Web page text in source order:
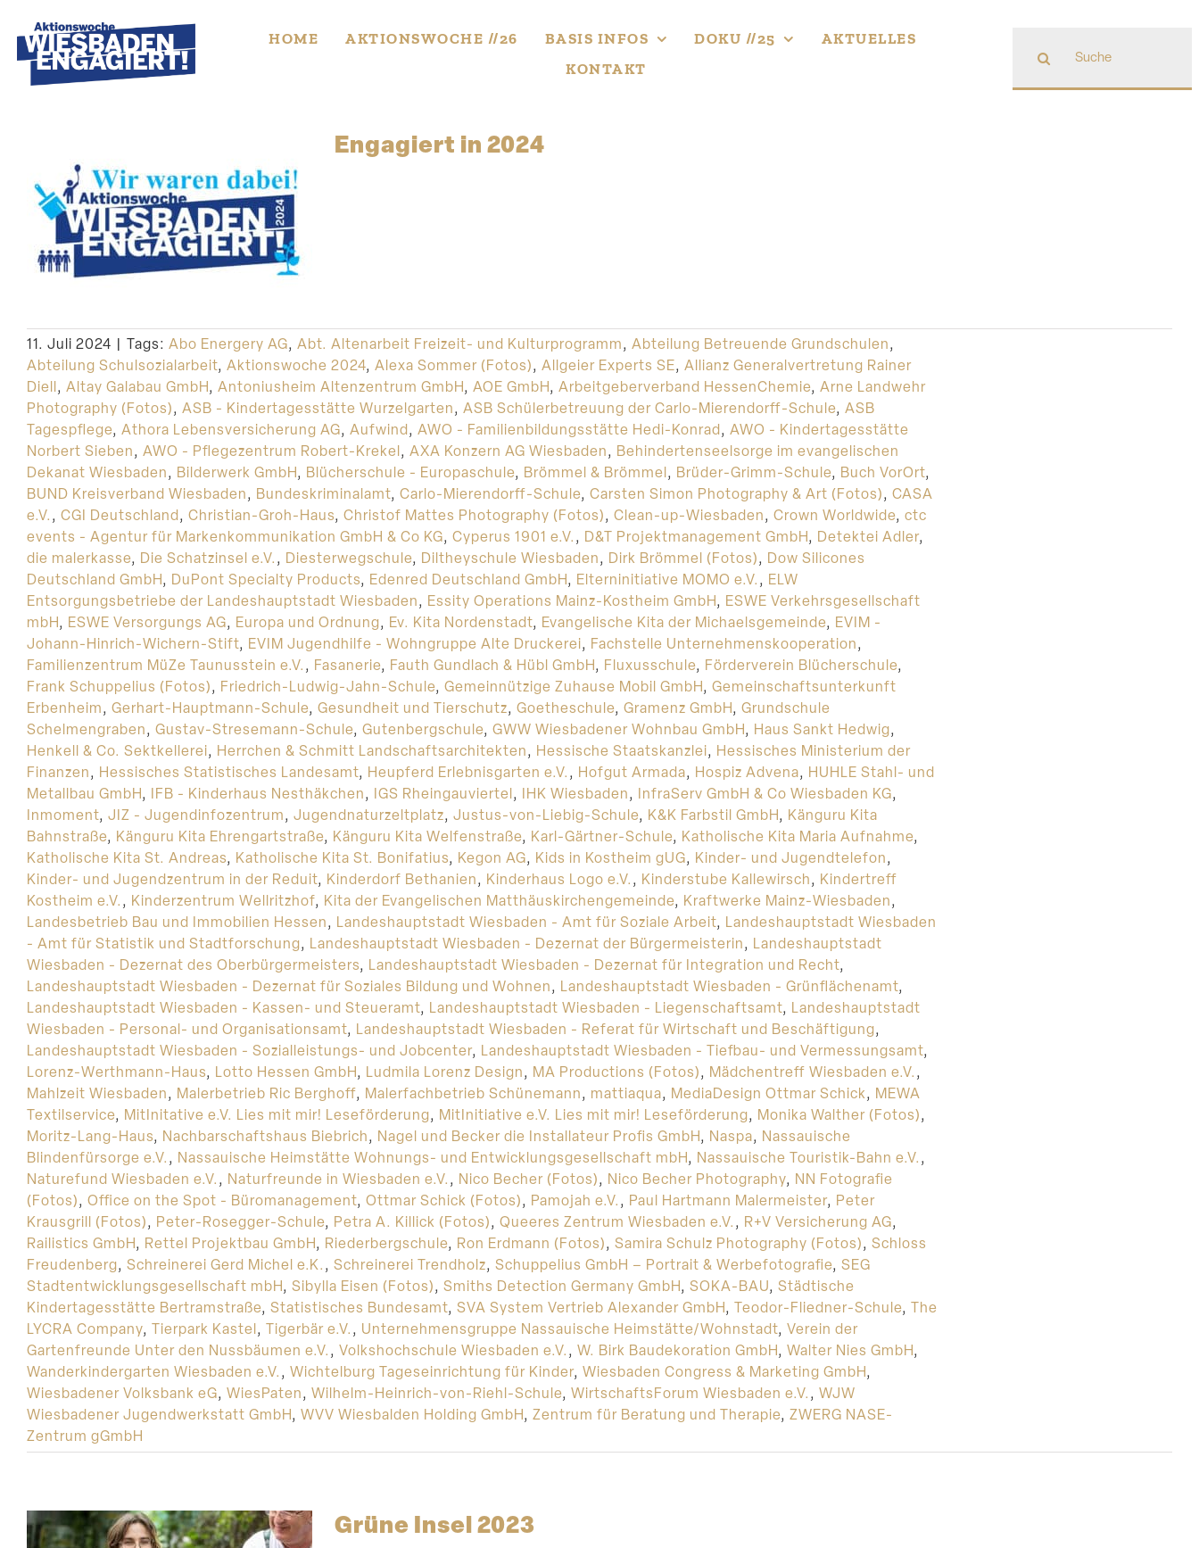
to
content
HOME AKTIONS­WOCHE //26 BASIS INFOS DOKU //25
AKTUELLES
KONTAKT
nach:
Engagiert in 2024
11. Juli 2024 | Tags: Abo Energery AG, Abt. Altenarbeit Freizeit- und Kulturprogramm, Abteilung Betreuende Grundschulen,
Abteilung Schulsozialarbeit, Aktionswoche 2024, Alexa Sommer (Fotos), Allgeier Experts SE, Allianz Generalvertretung Rainer
Diell, Altay Galabau GmbH, Antoniusheim Altenzentrum GmbH, AOE GmbH, Arbeitgeberverband HessenChemie, Arne Landwehr
Photography (Fotos), ASB - Kindertagesstätte Wurzelgarten, ASB Schülerbetreuung der Carlo-Mierendorff-Schule, ASB
Tagespflege, Athora Lebensversicherung AG, Aufwind, AWO - Familienbildungsstätte Hedi-Konrad, AWO - Kindertagesstätte
Norbert Sieben, AWO - Pflegezentrum Robert-Krekel, AXA Konzern AG Wiesbaden, Behindertenseelsorge im evangelischen
Dekanat Wiesbaden, Bilderwerk GmbH, Blücherschule - Europaschule, Brömmel & Brömmel, Brüder-Grimm-Schule, Buch VorOrt,
BUND Kreisverband Wiesbaden, Bundeskriminalamt, Carlo-Mierendorff-Schule, Carsten Simon Photography & Art (Fotos), CASA
e.V., CGI Deutschland, Christian-Groh-Haus, Christof Mattes Photography (Fotos), Clean-up-Wiesbaden, Crown Worldwide, ctc
events - Agentur für Markenkommunikation GmbH & Co KG, Cyperus 1901 e.V., D&T Projektmanagement GmbH, Detektei Adler,
die malerkasse, Die Schatzinsel e.V., Diesterwegschule, Diltheyschule Wiesbaden, Dirk Brömmel (Fotos), Dow Silicones
Deutschland GmbH, DuPont Specialty Products, Edenred Deutschland GmbH, Elterninitiative MOMO e.V., ELW
Entsorgungsbetriebe der Landeshauptstadt Wiesbaden, Essity Operations Mainz-Kostheim GmbH, ESWE Verkehrsgesellschaft
mbH, ESWE Versorgungs AG, Europa und Ordnung, Ev. Kita Nordenstadt, Evangelische Kita der Michaelsgemeinde, EVIM -
Johann-Hinrich-Wichern-Stift, EVIM Jugendhilfe - Wohngruppe Alte Druckerei, Fachstelle Unternehmenskooperation,
Familienzentrum MüZe Taunusstein e.V., Fasanerie, Fauth Gundlach & Hübl GmbH, Fluxusschule, Förderverein Blücherschule,
Frank Schuppelius (Fotos), Friedrich-Ludwig-Jahn-Schule, Gemeinnützige Zuhause Mobil GmbH, Gemeinschaftsunterkunft
Erbenheim, Gerhart-Hauptmann-Schule, Gesundheit und Tierschutz, Goetheschule, Gramenz GmbH, Grundschule
Schelmengraben, Gustav-Stresemann-Schule, Gutenbergschule, GWW Wiesbadener Wohnbau GmbH, Haus Sankt Hedwig,
Henkell & Co. Sektkellerei, Herrchen & Schmitt Landschaftsarchitekten, Hessische Staatskanzlei, Hessisches Ministerium der
Finanzen, Hessisches Statistisches Landesamt, Heupferd Erlebnisgarten e.V., Hofgut Armada, Hospiz Advena, HUHLE Stahl- und
Metallbau GmbH, IFB - Kinderhaus Nesthäkchen, IGS Rheingauviertel, IHK Wiesbaden, InfraServ GmbH & Co Wiesbaden KG,
Inmoment, JIZ - Jugendinfozentrum, Jugendnaturzeltplatz, Justus-von-Liebig-Schule, K&K Farbstil GmbH, Känguru Kita
Bahnstraße, Känguru Kita Ehrengartstraße, Känguru Kita Welfenstraße, Karl-Gärtner-Schule, Katholische Kita Maria Aufnahme,
Katholische Kita St. Andreas, Katholische Kita St. Bonifatius, Kegon AG, Kids in Kostheim gUG, Kinder- und Jugendtelefon,
Kinder- und Jugendzentrum in der Reduit, Kinderdorf Bethanien, Kinderhaus Logo e.V., Kinderstube Kallewirsch, Kindertreff
Kostheim e.V., Kinderzentrum Wellritzhof, Kita der Evangelischen Matthäuskirchengemeinde, Kraftwerke Mainz-Wiesbaden,
Landesbetrieb Bau und Immobilien Hessen, Landeshauptstadt Wiesbaden - Amt für Soziale Arbeit, Landeshauptstadt Wiesbaden
- Amt für Statistik und Stadtforschung, Landeshauptstadt Wiesbaden - Dezernat der Bürgermeisterin, Landeshauptstadt
Wiesbaden - Dezernat des Oberbürgermeisters, Landeshauptstadt Wiesbaden - Dezernat für Integration und Recht,
Landeshauptstadt Wiesbaden - Dezernat für Soziales Bildung und Wohnen, Landeshauptstadt Wiesbaden - Grünflächenamt,
Landeshauptstadt Wiesbaden - Kassen- und Steueramt, Landeshauptstadt Wiesbaden - Liegenschaftsamt, Landeshauptstadt
Wiesbaden - Personal- und Organisationsamt, Landeshauptstadt Wiesbaden - Referat für Wirtschaft und Beschäftigung,
Landeshauptstadt Wiesbaden - Sozialleistungs- und Jobcenter, Landeshauptstadt Wiesbaden - Tiefbau- und Vermessungsamt,
Lorenz-Werthmann-Haus, Lotto Hessen GmbH, Ludmila Lorenz Design, MA Productions (Fotos), Mädchentreff Wiesbaden e.V.,
Mahlzeit Wiesbaden, Malerbetrieb Ric Berghoff, Malerfachbetrieb Schünemann, mattiaqua, MediaDesign Ottmar Schick, MEWA
Textilservice, MitInitative e.V. Lies mit mir! Leseförderung, MitInitiative e.V. Lies mit mir! Leseförderung, Monika Walther (Fotos),
Moritz-Lang-Haus, Nachbarschaftshaus Biebrich, Nagel und Becker die Installateur Profis GmbH, Naspa, Nassauische
Blindenfürsorge e.V., Nassauische Heimstätte Wohnungs- und Entwicklungsgesellschaft mbH, Nassauische Touristik-Bahn e.V.,
Naturefund Wiesbaden e.V., Naturfreunde in Wiesbaden e.V., Nico Becher (Fotos), Nico Becher Photography, NN Fotografie
(Fotos), Office on the Spot - Büromanagement, Ottmar Schick (Fotos), Pamojah e.V., Paul Hartmann Malermeister, Peter
Krausgrill (Fotos), Peter-Rosegger-Schule, Petra A. Killick (Fotos), Queeres Zentrum Wiesbaden e.V., R+V Versicherung AG,
Railistics GmbH, Rettel Projektbau GmbH, Riederbergschule, Ron Erdmann (Fotos), Samira Schulz Photography (Fotos), Schloss
Freudenberg, Schreinerei Gerd Michel e.K., Schreinerei Trendholz, Schuppelius GmbH – Portrait & Werbefotografie, SEG
Stadtentwicklungsgesellschaft mbH, Sibylla Eisen (Fotos), Smiths Detection Germany GmbH, SOKA-BAU, Städtische
Kindertagesstätte Bertramstraße, Statistisches Bundesamt, SVA System Vertrieb Alexander GmbH, Teodor-Fliedner-Schule, The
LYCRA Company, Tierpark Kastel, Tigerbär e.V., Unternehmensgruppe Nassauische Heimstätte/Wohnstadt, Verein der
Gartenfreunde Unter den Nussbäumen e.V., Volkshochschule Wiesbaden e.V., W. Birk Baudekoration GmbH, Walter Nies GmbH,
Wanderkindergarten Wiesbaden e.V., Wichtelburg Tageseinrichtung für Kinder, Wiesbaden Congress & Marketing GmbH,
Wiesbadener Volksbank eG, WiesPaten, Wilhelm-Heinrich-von-Riehl-Schule, WirtschaftsForum Wiesbaden e.V., WJW
Wiesbadener Jugendwerkstatt GmbH, WVV Wiesbalden Holding GmbH, Zentrum für Beratung und Therapie, ZWERG NASE-
Zentrum gGmbH
Grüne Insel 2023